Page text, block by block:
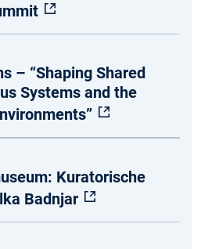
– “Shaping Shared
Systems and the
Kuratorische
Badnjar